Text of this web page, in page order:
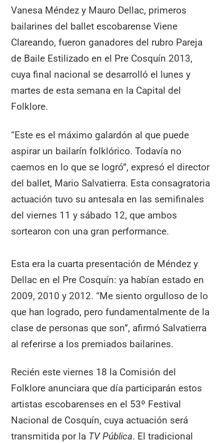
Vanesa Méndez y Mauro Dellac, primeros
bailarines del ballet escobarense Viene
Clareando, fueron ganadores del rubro Pareja
de Baile Estilizado en el Pre Cosquín 2013,
cuya final nacional se desarrolló el lunes y
martes de esta semana en la Capital del
Folklore.
“Este es el máximo galardón al que puede
aspirar un bailarín folklórico. Todavía no
caemos en lo que se logró”, expresó el director
del ballet, Mario Salvatierra. Esta consagratoria
actuación tuvo su antesala en las semifinales
del viernes 11 y sábado 12, que ambos
sortearon con una gran performance.
Esta era la cuarta presentación de Méndez y
Dellac en el Pre Cosquín: ya habían estado en
2009, 2010 y 2012. “Me siento orgulloso de lo
que han logrado, pero fundamentalmente de la
clase de personas que son”, afirmó Salvatierra
al referirse a los premiados bailarines.
Recién este viernes 18 la Comisión del
Folklore anunciara que día participarán estos
artistas escobarenses en el 53º Festival
Nacional de Cosquín, cuya actuación será
transmitida por la TV Pública. El tradicional